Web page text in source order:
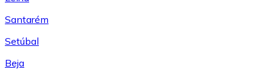
Santarém
Setúbal
Beja